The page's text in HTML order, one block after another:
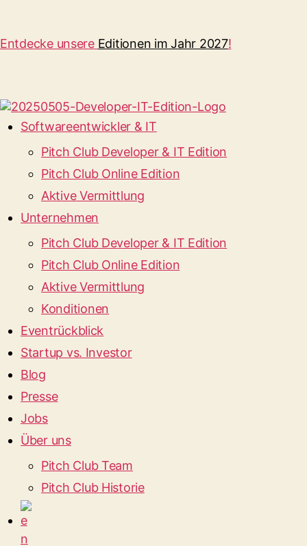
Entdecke unsere Editionen im Jahr 2027!
Softwareentwickler & IT
Pitch Club Developer & IT Edition
Pitch Club Online Edition
Aktive Vermittlung
Unternehmen
Pitch Club Developer & IT Edition
Pitch Club Online Edition
Aktive Vermittlung
Konditionen
Eventrückblick
Startup vs. Investor
Blog
Presse
Jobs
Über uns
Pitch Club Team
Pitch Club Historie